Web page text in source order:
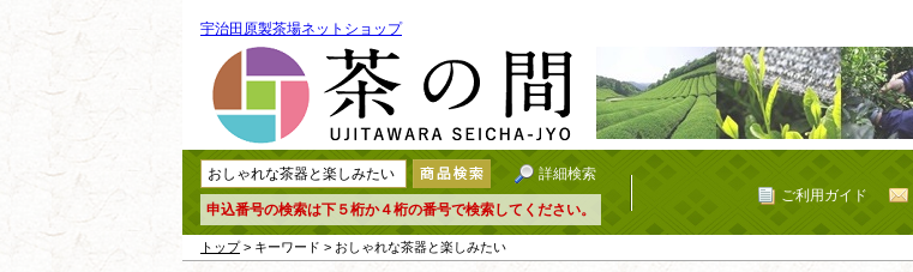
宇治田原製茶場ネットショップ
詳細検索
申込番号の検索は下５桁か４桁の番号で検索してください。
ご利用ガイド
トップ> キーワード > おしゃれな茶器と楽しみたい